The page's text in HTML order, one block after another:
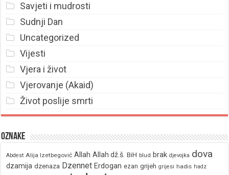
Savjeti i mudrosti
Sudnji Dan
Uncategorized
Vijesti
Vjera i život
Vjerovanje (Akaid)
Život poslije smrti
Oznake
Abdest Alija Izetbegović Allah Allah dž.š. BiH blud brak djevojka dova
dzamija dzenaza Dzennet Erdogan ezan grijeh grijesi hadis hadz